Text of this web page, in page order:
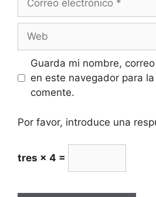
Guarda mi nombre,
en este navegador para
comente.
Por favor, introduce una
tres × 4 =